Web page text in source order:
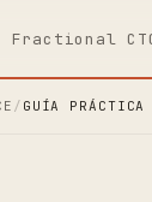
Fractional
/ GUÍA